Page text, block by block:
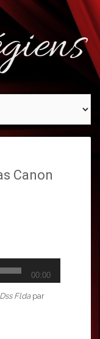
Canon
00:00
Dss Fldapar